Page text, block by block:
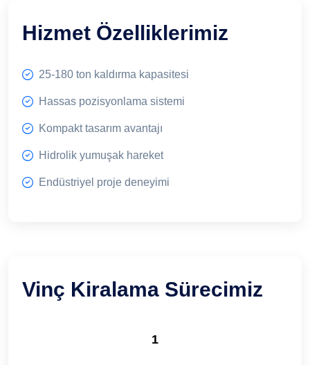
Hizmet Özelliklerimiz
25-180 ton kaldırma kapasitesi
Hassas pozisyonlama sistemi
Kompakt tasarım avantajı
Hidrolik yumuşak hareket
Endüstriyel proje deneyimi
Vinç Kiralama Sürecimiz
1